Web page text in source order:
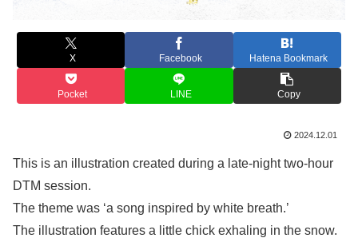
X Facebook Hatena Bookmark
Pocket LINE Copy
2024.12.01
This is an illustration created during a late-night two-hour
DTM session.
The theme was ‘a song inspired by white breath.’
The illustration features a little chick exhaling in the snow.